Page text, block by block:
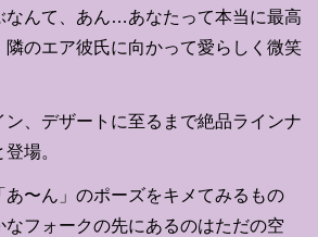
なんて、あん…あなたって本当に最高
のエア彼氏に向かって愛らしく微笑
ン、デザートに至るまで絶品ラインナ
場。
あ〜ん」のポーズをキメてみるもの
なフォークの先にあるのはただの空